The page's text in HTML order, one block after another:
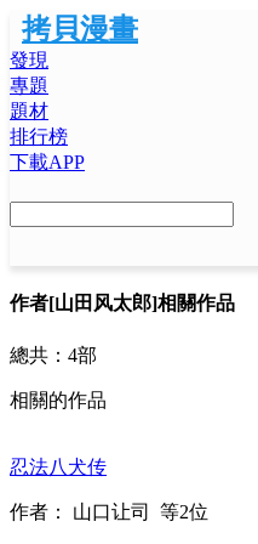
拷貝漫畫
發現
專題
題材
排行榜
下載APP
作者[山田风太郎]相關作品
總共： 4部
相關的作品
忍法八犬传
作者： 山口让司 等2位